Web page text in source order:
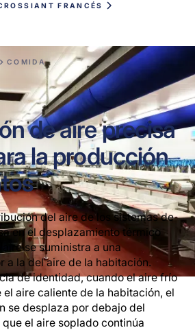
FRANCÉS
COMIDA
de aire precisa
la producción
del aire de los sistemas de
en el desplazamiento térmico
se suministra a una
a la del aire de la habitación.
de identidad, cuando el aire frío
el aire caliente de la habitación, el
se desplaza por debajo del
el aire soplado continúa